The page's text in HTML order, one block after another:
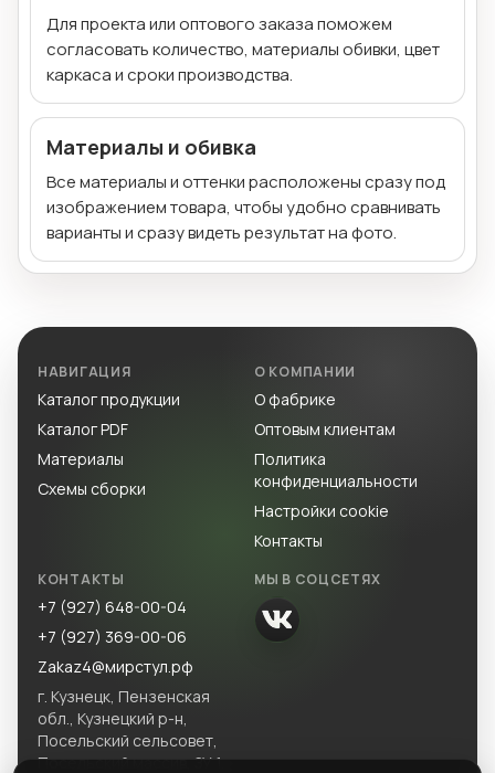
Для проекта или оптового заказа поможем
согласовать количество, материалы обивки, цвет
каркаса и сроки производства.
Материалы и обивка
Все материалы и оттенки расположены сразу под
изображением товара, чтобы удобно сравнивать
варианты и сразу видеть результат на фото.
НАВИГАЦИЯ
Каталог продукции
Каталог PDF
Материалы
Схемы сборки
О КОМПАНИИ
О фабрике
Оптовым клиентам
Политика
конфиденциальности
Настройки cookie
Контакты
КОНТАКТЫ
+7 (927) 648-00-04
+7 (927) 369-00-06
Zakaz4@мирстул.рф
г. Кузнецк, Пензенская
обл., Кузнецкий р-н,
Посельский сельсовет,
Посельский массив, ЗУ 1.
МЫ В СОЦСЕТЯХ